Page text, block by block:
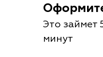
Это займет
минут